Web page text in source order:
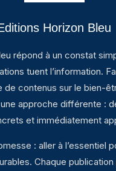
Horizon Bleu
répond à un constat
tuent l’information.
de contenus sur le bien-
approche différente :
et immédiatement
: aller à l’essentiel
Chaque publication